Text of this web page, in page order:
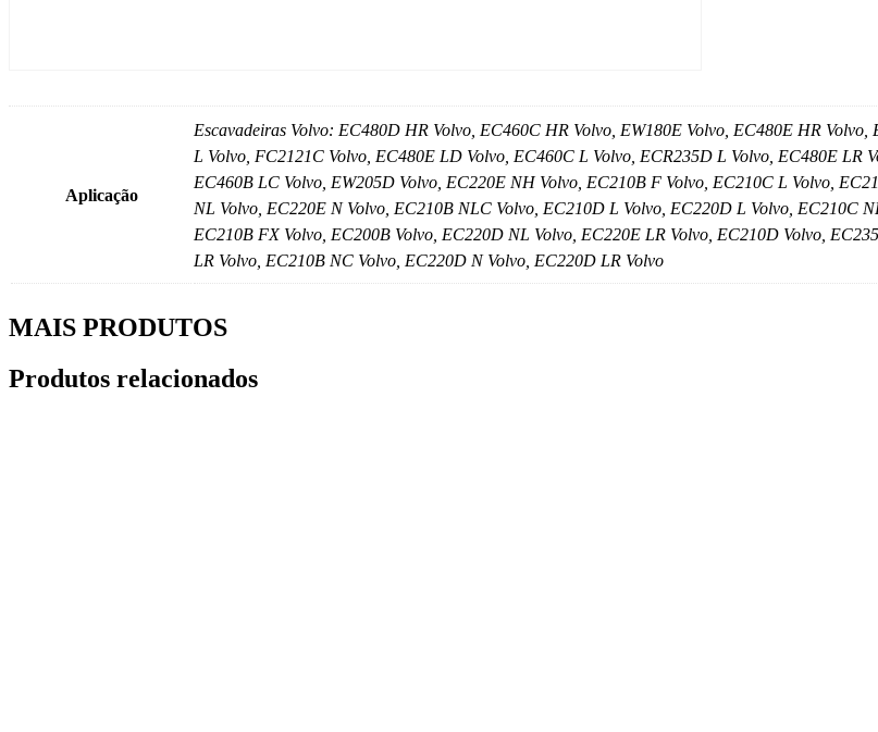
Aplicação
Escavadeiras Volvo: EC480D HR Volvo, EC460C HR Volvo, EW180E Volvo, EC480E HR
L Volvo, FC2121C Volvo, EC480E LD Volvo, EC460C L Volvo, ECR235D L Volvo, EC480E LR
EC460B LC Volvo, EW205D Volvo, EC220E NH Volvo, EC210B F Volvo, EC210C L Volvo,
NL Volvo, EC220E N Volvo, EC210B NLC Volvo, EC210D L Volvo, EC220D L Volvo, EC210C
EC210B FX Volvo, EC200B Volvo, EC220D NL Volvo, EC220E LR Volvo, EC210D Volvo,
LR Volvo, EC210B NC Volvo, EC220D N Volvo, EC220D LR Volvo
MAIS PRODUTOS
Produtos relacionados